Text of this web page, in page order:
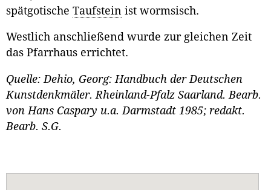
spätgotische Taufstein ist wormsisch.
Westlich anschließend wurde zur gleichen Zeit
das Pfarrhaus errichtet.
Quelle: Dehio, Georg: Handbuch der Deutschen
Kunstdenkmäler. Rheinland-Pfalz Saarland. Bearb.
von Hans Caspary u.a. Darmstadt 1985; redakt.
Bearb. S.G.